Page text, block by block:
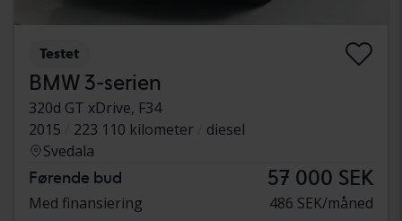
Testet
BMW 3-serien
320d GT xDrive, F34
2015
223 110 kilometer
diesel
Svedala
Førende bud 57 000 SEK
Med finansiering 486 SEK/måned